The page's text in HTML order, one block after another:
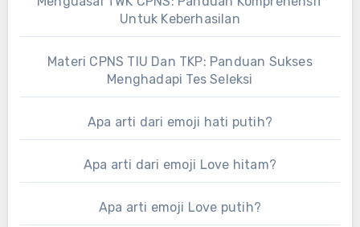
Untuk Keberhasilan
Materi CPNS TIU Dan TKP: Panduan Sukses
Menghadapi Tes Seleksi
Apa arti dari emoji hati putih?
Apa arti dari emoji Love hitam?
Apa arti emoji Love putih?